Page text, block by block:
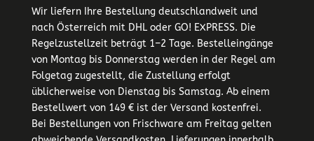
Wir liefern Ihre Bestellung deutschlandweit und
nach Österreich mit DHL oder GO! EXPRESS. Die
Regelzustellzeit beträgt 1–2 Tage. Bestelleingänge
von Montag bis Donnerstag werden in der Regel am
Folgetag zugestellt, die Zustellung erfolgt
üblicherweise von Dienstag bis Samstag. Ab einem
Bestellwert von 149 € ist der Versand kostenfrei.
Bei Bestellungen von Frischware am Freitag gelten